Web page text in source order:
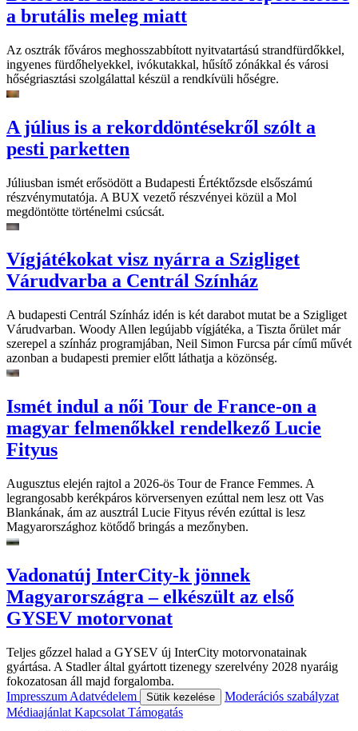
a brutális meleg miatt
Az osztrák főváros meghosszabbított nyitvatartású strandfürdőkkel,
ingyenes fürdőhelyekkel, ivókutakkal, hűsítő zónákkal és városi
hőségriasztási szolgálattal készül a rendkívüli hőségre.
A július is a rekorddöntésekről szólt a
pesti parketten
Júliusban ismét erősödött a Budapesti Értéktőzsde elsőszámú
részvénymutatója. A BUX vezető részvényei közül a Mol
megdöntötte történelmi csúcsát.
Vígjátékokat visz nyárra a Szigliget
Várudvarba a Centrál Színház
A budapesti Centrál Színház idén is két darabot mutat be a Szigliget
Várudvarban. Woody Allen legújabb vígjátéka, a Tiszta őrület már
szerepel a színház programjában, Neil Simon Furcsa pár című művét
azonban a budapesti premier előtt láthatja a közönség.
Ismét indul a női Tour de France-on a
magyar felmenőkkel rendelkező Lucie
Fityus
Augusztus elején rajtol a 2026-ös Tour de France Femmes. A
legrangosabb kerékpáros körversenyen ezúttal nem lesz ott Vas
Blankának, ám az ausztrál Lucie Fityus révén ezúttal is lesz
Magyarországhoz kötődő bringás a mezőnyben.
Vadonatúj InterCity-k jönnek
Magyarországra – elkészült az első
GYSEV motorvonat
Teljes gőzzel halad a GYSEV új InterCity motorvonatainak
gyártása. A Stadler által gyártott tizenegy szerelvény 2028 nyaráig
fokozatosan áll majd forgalomba.
Impresszum Adatvédelem Sütik kezelése
Moderációs szabályzat
Médiaajánlat Kapcsolat Támogatás